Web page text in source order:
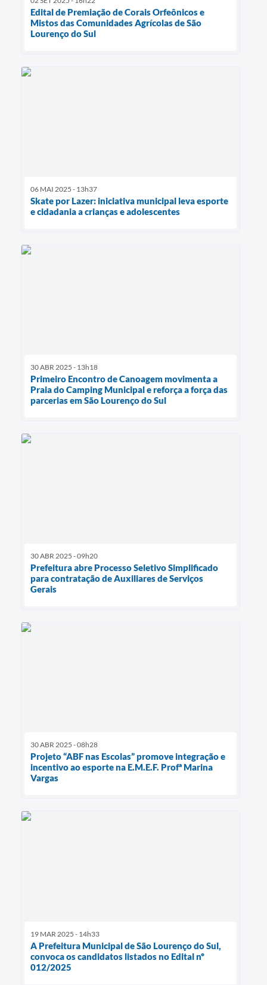
Edital de Premiação de Corais Orfeônicos e
Mistos das Comunidades Agrícolas de São
Lourenço do Sul
06 MAI 2025 - 13h37
Skate por Lazer: iniciativa municipal leva esporte
e cidadania a crianças e adolescentes
30 ABR 2025 - 13h18
Primeiro Encontro de Canoagem movimenta a
Praia do Camping Municipal e reforça a força das
parcerias em São Lourenço do Sul
30 ABR 2025 - 09h20
Prefeitura abre Processo Seletivo Simplificado
para contratação de Auxiliares de Serviços
Gerais
30 ABR 2025 - 08h28
Projeto “ABF nas Escolas” promove integração e
incentivo ao esporte na E.M.E.F. Profª Marina
Vargas
19 MAR 2025 - 14h33
A Prefeitura Municipal de São Lourenço do Sul,
convoca os candidatos listados no Edital nº
012/2025